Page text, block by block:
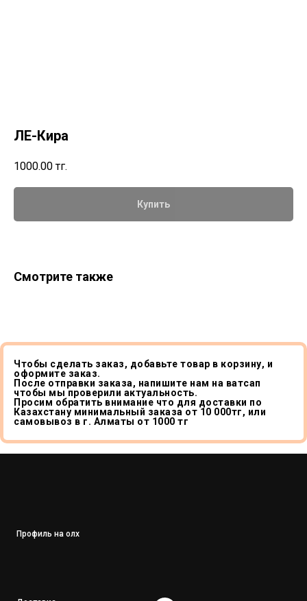
ЛЕ-Кира
1000.00 тг.
Купить
Смотрите также
Чтобы сделать заказ, добавьте товар в корзину, и
оформите заказ.
После отправки заказа, напишите нам на ватсап
чтобы мы проверили актуальность.
Просим обратить внимание что для доставки по
Казахстану минимальный заказа от 10 000тг, или
самовывоз в г. Алматы от 1000 тг
Профиль на олх